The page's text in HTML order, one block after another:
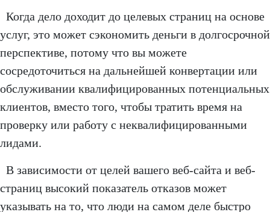
Когда дело доходит до целевых страниц на основе
услуг, это может сэкономить деньги в долгосрочной
перспективе, потому что вы можете
сосредоточиться на дальнейшей конвертации или
обслуживании квалифицированных потенциальных
клиентов, вместо того, чтобы тратить время на
проверку или работу с неквалифицированными
лидами.
В зависимости от целей вашего веб-сайта и веб-
страниц высокий показатель отказов может
указывать на то, что люди на самом деле быстро